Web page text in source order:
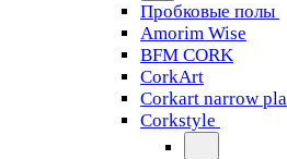
Пробковые полы
Amorim Wise
BFM CORK
CorkArt
Corkart narrow
Corkstyle